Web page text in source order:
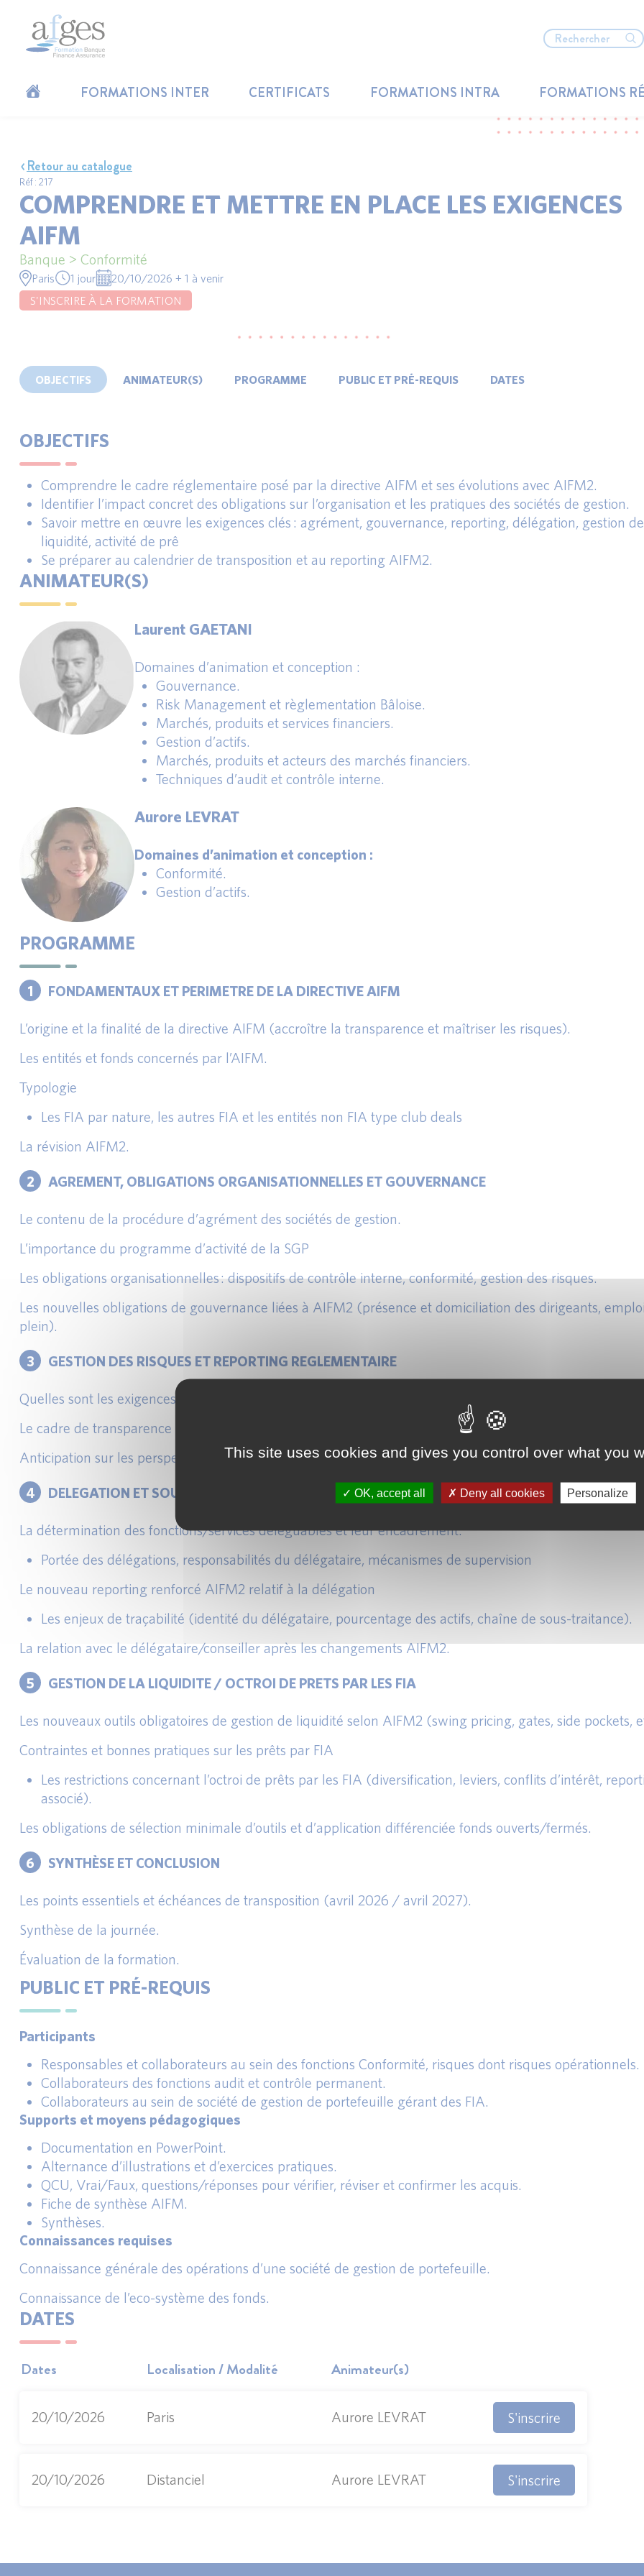
FORMATIONS INTER CERTIFICATS FORMATIONS INTRA FORMATIONS
Retour au catalogue
Réf : 217
COMPRENDRE ET METTRE EN PLACE LES EXIGENCES
AIFM
Banque > Conformité
Paris 1 jour
20/10/2026 + 1 à venir
S'INSCRIRE À LA FORMATION
OBJECTIFS ANIMATEUR(S) PROGRAMME PUBLIC ET PRÉ-REQUIS DATES
OBJECTIFS
Comprendre le cadre réglementaire posé par la directive AIFM et ses évolutions avec AIFM2.
Identifier l’impact concret des obligations sur l’organisation et les pratiques des sociétés de gestion.
Savoir mettre en œuvre les exigences clés : agrément, gouvernance, reporting, délégation, gestion
liquidité, activité de prê
Se préparer au calendrier de transposition et au reporting AIFM2.
ANIMATEUR(S)
Laurent GAETANI
Domaines d’animation et conception :
Gouvernance.
Risk Management et règlementation Bâloise.
Marchés, produits et services financiers.
Gestion d’actifs.
Marchés, produits et acteurs des marchés financiers.
Techniques d’audit et contrôle interne.
Aurore LEVRAT
Domaines d’animation et conception :
Conformité.
Gestion d’actifs.
PROGRAMME
1 FONDAMENTAUX ET PERIMETRE DE LA DIRECTIVE AIFM
L’origine et la finalité de la directive AIFM (accroître la transparence et maîtriser les risques).
Les entités et fonds concernés par l’AIFM.
Typologie
Les FIA par nature, les autres FIA et les entités non FIA type club deals
La révision AIFM2.
2 AGREMENT, OBLIGATIONS ORGANISATIONNELLES ET GOUVERNANCE
Le contenu de la procédure d’agrément des sociétés de gestion.
L’importance du programme d’activité de la SGP
Les obligations organisationnelles : dispositifs de contrôle interne, conformité, gestion des risques.
Les nouvelles obligations de gouvernance liées à AIFM2 (présence et domiciliation des dirigeants,
plein).
3 GESTION DES RISQUES ET REPORTING REGLEMENTAIRE
Quelles sont les exigences de gestion des risques dans un FIA ?
Le cadre de transparence et reporting (informations à transmettre à l’AMF/ESMA).
Anticipation sur les perspectives d’évolution des reportings avec AIFM2.
4 DELEGATION ET SOUS-DELEGATION
La détermination des fonctions/services déléguables et leur encadrement.
Portée des délégations, responsabilités du délégataire, mécanismes de supervision
Le nouveau reporting renforcé AIFM2 relatif à la délégation
Les enjeux de traçabilité (identité du délégataire, pourcentage des actifs, chaîne de sous-traitance).
La relation avec le délégataire/conseiller après les changements AIFM2.
5 GESTION DE LA LIQUIDITE / OCTROI DE PRETS PAR LES FIA
Les nouveaux outils obligatoires de gestion de liquidité selon AIFM2 (swing pricing, gates, side pockets,
Contraintes et bonnes pratiques sur les prêts par FIA
Les restrictions concernant l’octroi de prêts par les FIA (diversification, leviers, conflits d’intérêt,
associé).
Les obligations de sélection minimale d’outils et d’application différenciée fonds ouverts/fermés.
6 SYNTHÈSE ET CONCLUSION
Les points essentiels et échéances de transposition (avril 2026 / avril 2027).
Synthèse de la journée.
Évaluation de la formation.
PUBLIC ET PRÉ-REQUIS
Participants
Responsables et collaborateurs au sein des fonctions Conformité, risques dont risques opérationnels.
Collaborateurs des fonctions audit et contrôle permanent.
Collaborateurs au sein de société de gestion de portefeuille gérant des FIA.
Supports et moyens pédagogiques
Documentation en PowerPoint.
Alternance d’illustrations et d’exercices pratiques.
QCU, Vrai/Faux, questions/réponses pour vérifier, réviser et confirmer les acquis.
Fiche de synthèse AIFM.
Synthèses.
Connaissances requises
Connaissance générale des opérations d’une société de gestion de portefeuille.
Connaissance de l’eco-système des fonds.
DATES
Dates Localisation / Modalité Animateur(s)
20/10/2026 Paris Aurore LEVRAT S'inscrire
20/10/2026 Distanciel Aurore LEVRAT S'inscrire
This site uses cookies and gives you control over what you
OK, accept all Deny all cookies Personalize